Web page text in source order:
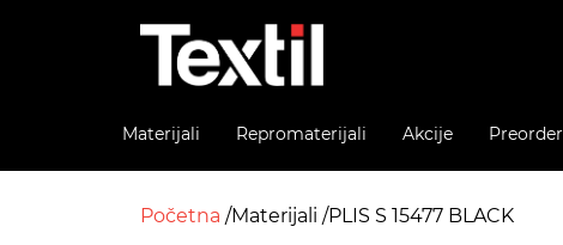
Materijali Repromaterijali Akcije Preorder
Početna Materijali PLIS S 15477 BLACK